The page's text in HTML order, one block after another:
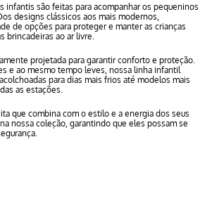
infantis são feitas para acompanhar os pequeninos
designs clássicos aos mais modernos,
de opções para proteger e manter as crianças
brincadeiras ao ar livre.
projetada para garantir conforto e proteção.
e ao mesmo tempo leves, nossa linha infantil
para dias mais frios até modelos mais
as estações.
que combina com o estilo e a energia dos seus
nossa coleção, garantindo que eles possam se